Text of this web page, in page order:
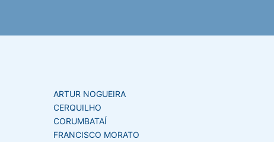
ARTUR NOGUEIRA
CERQUILHO
CORUMBATAÍ
FRANCISCO MORATO